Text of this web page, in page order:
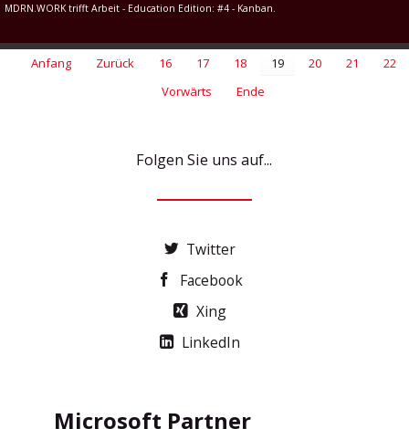
MDRN.WORK trifft Arbeit - Education Edition: #4 - Kanban.
Anfang Zurück 16 17 18 19 20 21
22
Vorwärts
Ende
Folgen Sie uns auf...
Twitter
Facebook
Xing
LinkedIn
Microsoft Partner